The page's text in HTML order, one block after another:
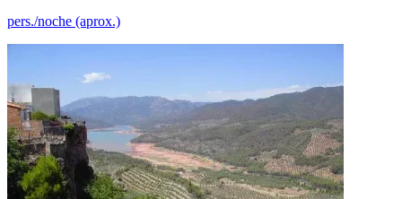
pers./noche (aprox.)